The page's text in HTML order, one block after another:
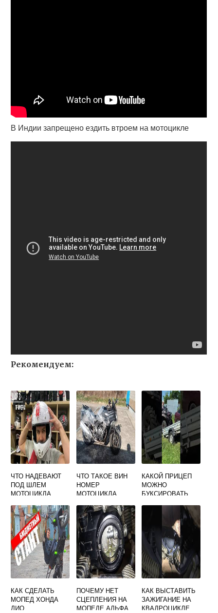
В Индии запрещено ездить втроем на мотоцикле
Рекомендуем:
ЧТО НАДЕВАЮТ
ПОД ШЛЕМ
МОТОЦИКЛА
ЧТО ТАКОЕ ВИН
НОМЕР
МОТОЦИКЛА
КАКОЙ ПРИЦЕП
МОЖНО
БУКСИРОВАТЬ
КАК СДЕЛАТЬ
МОПЕД ХОНДА
ДИО
ПОЧЕМУ НЕТ
СЦЕПЛЕНИЯ НА
МОПЕДЕ АЛЬФА
КАК ВЫСТАВИТЬ
ЗАЖИГАНИЕ НА
КВАДРОЦИКЛЕ